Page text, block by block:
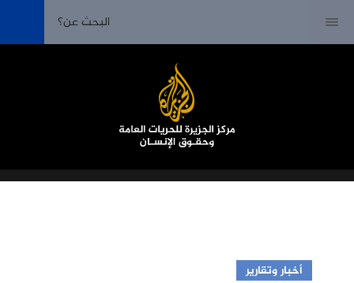
أخبار وتقارير